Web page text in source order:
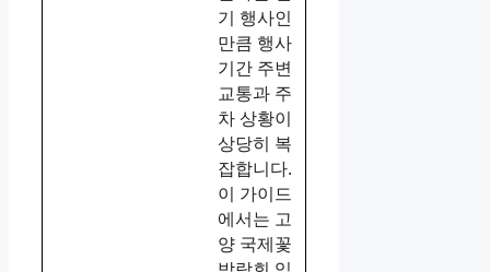
기 행사인
만큼 행사
기간 주변
교통과 주
차 상황이
상당히 복
잡합니다.
이 가이드
에서는 고
양 국제꽃